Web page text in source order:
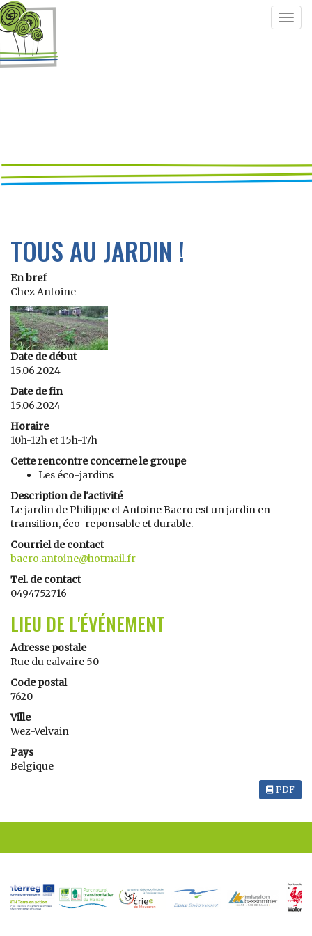
TOUS AU JARDIN !
En bref
Chez Antoine
Date de début
15.06.2024
Date de fin
15.06.2024
Horaire
10h-12h et 15h-17h
Cette rencontre concerne le groupe
Les éco-jardins
Description de l'activité
Le jardin de Philippe et Antoine Bacro est un jardin en
transition, éco-reponsable et durable.
Courriel de contact
bacro.antoine@hotmail.fr
Tel. de contact
0494752716
LIEU DE L'ÉVÉNEMENT
Adresse postale
Rue du calvaire 50
Code postal
7620
Ville
Wez-Velvain
Pays
Belgique
PDF